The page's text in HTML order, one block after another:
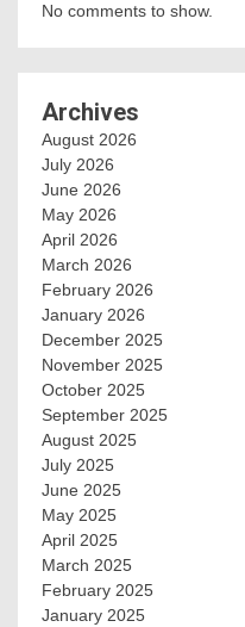
No comments to show.
Archives
August 2026
July 2026
June 2026
May 2026
April 2026
March 2026
February 2026
January 2026
December 2025
November 2025
October 2025
September 2025
August 2025
July 2025
June 2025
May 2025
April 2025
March 2025
February 2025
January 2025